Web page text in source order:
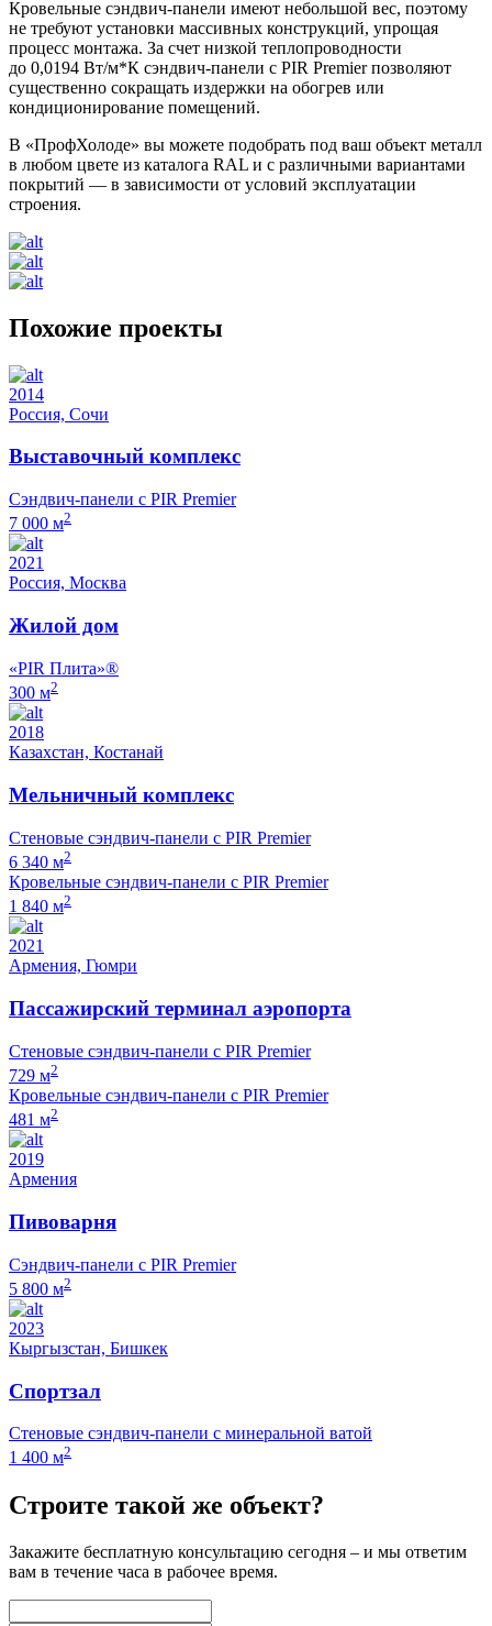
Кровельные сэндвич-панели имеют небольшой вес, поэтому
не требуют установки массивных конструкций, упрощая
процесс монтажа. За счет низкой теплопроводности
до 0,0194 Вт/м*К сэндвич-панели с PIR Premier позволяют
существенно сокращать издержки на обогрев или
кондиционирование помещений.
В «ПрофХолоде» вы можете подобрать под ваш объект металл
в любом цвете из каталога RAL и с различными вариантами
покрытий — в зависимости от условий эксплуатации
строения.
Похожие проекты
2014
Россия, Сочи
Выставочный комплекс
Сэндвич-панели с PIR Premier
7 000 м2
2021
Россия, Москва
Жилой дом
«PIR Плита»®
300 м2
2018
Казахстан, Костанай
Мельничный комплекс
Стеновые сэндвич-панели с PIR Premier
6 340 м2
Кровельные сэндвич-панели с PIR Premier
1 840 м2
2021
Армения, Гюмри
Пассажирский терминал аэропорта
Стеновые сэндвич-панели с PIR Premier
729 м2
Кровельные сэндвич-панели с PIR Premier
481 м2
2019
Армения
Пивоварня
Сэндвич-панели с PIR Premier
5 800 м2
2023
Кыргызстан, Бишкек
Спортзал
Стеновые сэндвич-панели с минеральной ватой
1 400 м2
Строите такой же объект?
Закажите бесплатную консультацию сегодня – и мы ответим
вам в течение часа в рабочее время.